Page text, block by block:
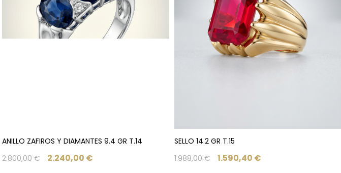
ANILLO ZAFIROS Y DIAMANTES 9.4 GR T.14
2.800,00 € 2.240,00 €
SELLO 14.2 GR T.15
1.988,00 € 1.590,40 €